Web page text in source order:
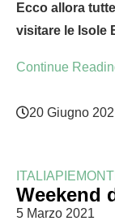
Ecco allora
visitare le Isole
Continue
20 Giugno
ITALIA
Weekend
5 Marzo 2021